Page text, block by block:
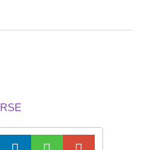
RSE